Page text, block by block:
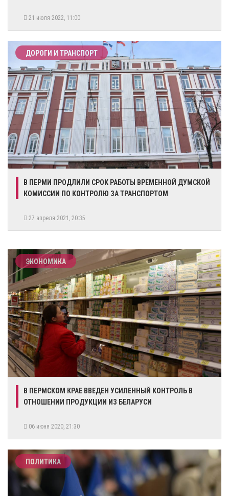
21 июля 2022, 11:00
ДОРОГИ И ТРАНСПОРТ
В ПЕРМИ ПРОДЛИЛИ СРОК РАБОТЫ ВРЕМЕННОЙ ДУМСКОЙ
КОМИССИИ ПО КОНТРОЛЮ ЗА ТРАНСПОРТОМ
27 апреля 2021, 20:35
ЭКОНОМИКА
В ПЕРМСКОМ КРАЕ ВВЕДЕН УСИЛЕННЫЙ КОНТРОЛЬ В
ОТНОШЕНИИ ПРОДУКЦИИ ИЗ БЕЛАРУСИ
06 июня 2020, 21:30
ПОЛИТИКА